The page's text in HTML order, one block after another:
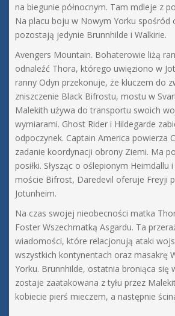
na biegunie północnym. Tam mdleje z
Na placu boju w Nowym Yorku spośród
pozostają jedynie Brunnhilde i Walkirie.
Avengers Mountain. Bohaterowie liżą
odnaleźć Thora, którego uwięziono w
ranny Odyn przekonuje, że kluczem do
zniszczenie Black Bifrostu, mostu w
Malekith używa do transportu swoich
wymiarami. Ghost Rider i Hildegarde
odpoczynek. Captain America powierza
zadanie koordynacji obrony Ziemi. Ma
posiłki. Słysząc o oślepionym Heimdallu
moście Bifrost, Daredevil oferuje Freyji
Jotunheim.
Na czas swojej nieobecności matka
Foster Wszechmatką Asgardu. Ta
wiadomości, które relacjonują ataki
wszystkich kontynentach oraz masakrę
Yorku. Brunnhilde, ostatnia broniąca się
zostaje zaatakowana z tyłu przez
kobiecie pierś mieczem, a następnie